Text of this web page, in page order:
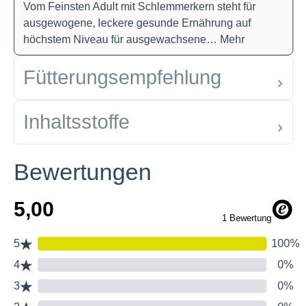
Vom Feinsten Adult mit Schlemmerkern steht für
ausgewogene, leckere gesunde Ernährung auf
höchstem Niveau für ausgewachsene… Mehr
Fütterungsempfehlung
Inhaltsstoffe
Bewertungen